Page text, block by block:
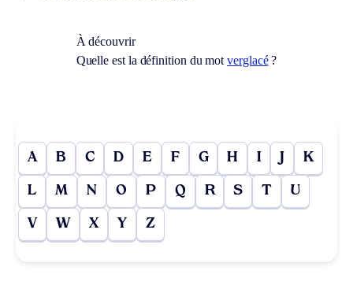
À découvrir
Quelle est la définition du motverglacé?
A B C D E F G H I J K
L M N O P Q R S T U
V W X Y Z